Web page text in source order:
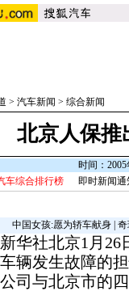
> 汽车新闻 > 综合新闻
北京人保推
时间：
车综合排行榜
即时新闻通
中国女孩:愿为轿车献身| 奇
社北京1月26日
辆发生故障的
司与北京市的